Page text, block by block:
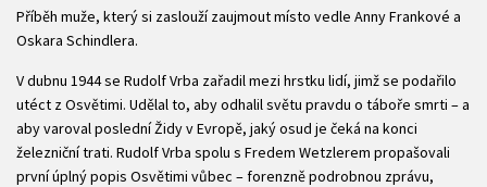
Příběh muže, který si zaslouží zaujmout místo vedle Anny Frankové a
Oskara Schindlera.
V dubnu 1944 se Rudolf Vrba zařadil mezi hrstku lidí, jimž se podařilo
utéct z Osvětimi. Udělal to, aby odhalil světu pravdu o táboře smrti – a
aby varoval poslední Židy v Evropě, jaký osud je čeká na konci
železniční trati. Rudolf Vrba spolu s Fredem Wetzlerem propašovali
první úplný popis Osvětimi vůbec – forenzně podrobnou zprávu,